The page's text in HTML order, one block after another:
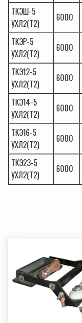
ТКЭШ-5
УХЛ2(Т2)
6000
ТКЭР-5
УХЛ2(Т2)
6000
ТКЭ12-5
УХЛ2(Т2)
6000
ТКЭ14-5
УХЛ2(Т2)
6000
ТКЭ16-5
УХЛ2(Т2)
6000
ТКЭ23-5
УХЛ2(Т2)
6000